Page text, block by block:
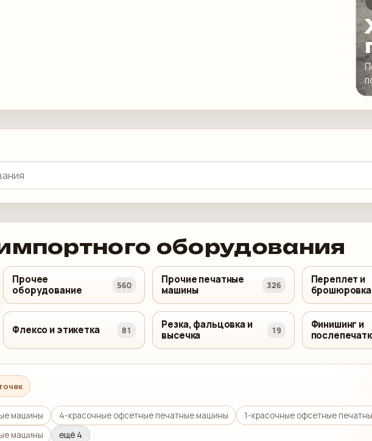
оборудования
Прочее
оборудование
560
Прочие печатные
машины
326
Переплет и
брошюровка
Флексо и этикетка 81
Резка, фальцовка и
высечка
19
Финишинг и
машины 4-красочные офсетные печатные машины
1-красочные офсетные
машины
ещё 4